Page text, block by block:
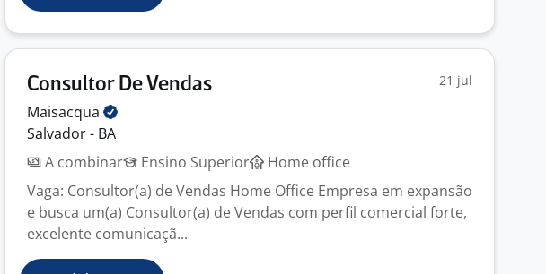
Consultor De Vendas 21 jul
Maisacqua
Salvador - BA
A combinar
Ensino Superior
Home office
Vaga: Consultor(a) de Vendas Home Office Empresa em expansão
e busca um(a) Consultor(a) de Vendas com perfil comercial forte,
excelente comunicaçã...